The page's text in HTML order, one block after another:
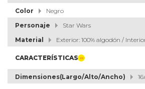
Color
Negro
Personaje
Star Wars
Material
Exterior: 100% algodón /
CARACTERÍSTICAS
Dimensiones(Largo/Alto/Ancho)